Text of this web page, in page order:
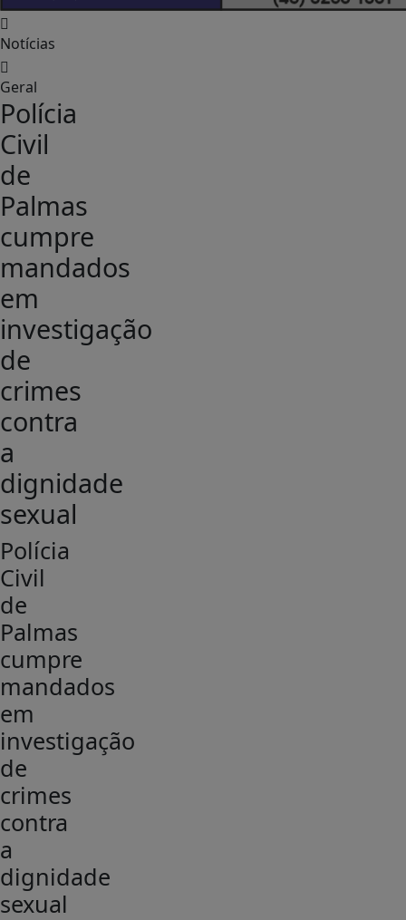
Notícias
Geral
Polícia
Civil
de
Palmas
cumpre
mandados
em
investigação
de
crimes
contra
a
dignidade
sexual
Polícia
Civil
de
Palmas
cumpre
mandados
em
investigação
de
crimes
contra
a
dignidade
sexual